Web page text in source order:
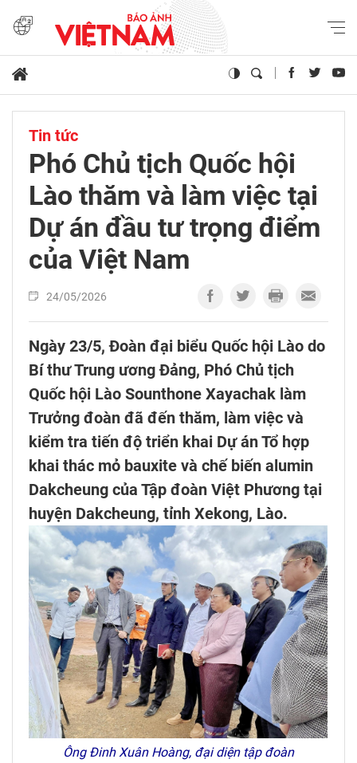
Tin tức
Phó Chủ tịch Quốc hội
Lào thăm và làm việc tại
Dự án đầu tư trọng điểm
của Việt Nam
24/05/2026
Ngày 23/5, Đoàn đại biểu Quốc hội Lào do
Bí thư Trung ương Đảng, Phó Chủ tịch
Quốc hội Lào Sounthone Xayachak làm
Trưởng đoàn đã đến thăm, làm việc và
kiểm tra tiến độ triển khai Dự án Tổ hợp
khai thác mỏ bauxite và chế biến alumin
Dakcheung của Tập đoàn Việt Phương tại
huyện Dakcheung, tỉnh Xekong, Lào.
Ông Đinh Xuân Hoàng, đại diện tập đoàn